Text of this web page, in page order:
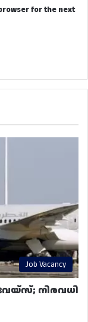
for the next
Job Vacancy
നിരവധി